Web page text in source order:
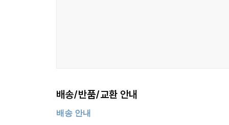
배송/반품/교환 안내
배송 안내